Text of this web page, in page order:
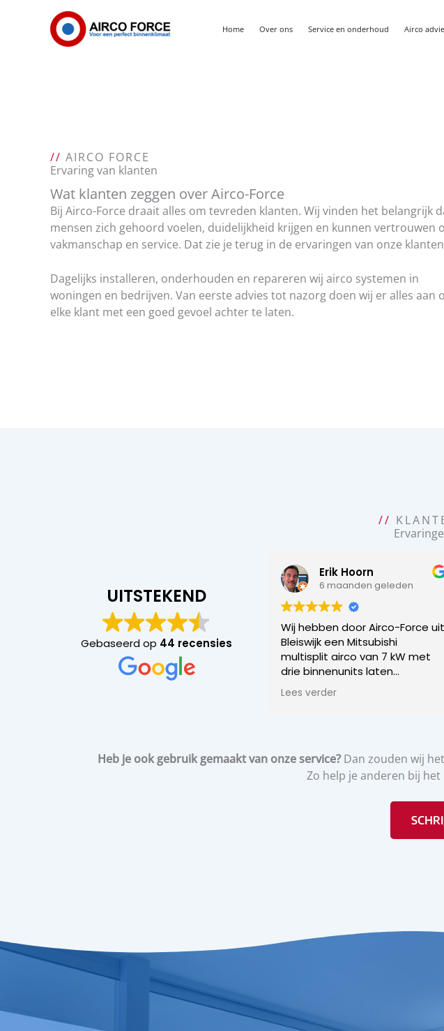
Home Over ons Service en onderhoud Airco
// AIRCO FORCE
Ervaring van klanten
Wat klanten zeggen over Airco-Force
Bij Airco-Force draait alles om tevreden klanten. Wij vinden het belangrijk
mensen zich gehoord voelen, duidelijkheid krijgen en kunnen vertrouwen
vakmanschap en service. Dat zie je terug in de ervaringen van onze
Dagelijks installeren, onderhouden en repareren wij airco systemen in
woningen en bedrijven. Van eerste advies tot nazorg doen wij er alles aan
elke klant met een goed gevoel achter te laten.
//
UITSTEKEND
Gebaseerd op 44 recensies
Erik Hoorn
6 maanden geleden
Wij hebben door Airco-Force uit
Bleiswijk een Mitsubishi
multisplit airco van 7 kW met
drie binnenunits laten
installeren en zijn zeer tevreden
over het gehele traject van
transparant en gebaseerd op
een bezoek aan onze woning,
verschillende configuraties en
plaatsingsmogelijkheden zijn
goed georganiseerd. De
werd duidelijk toegelicht.
Lees verder
Heb je ook gebruik gemaakt van onze service?Dan zouden wij
Zo help je anderen bij